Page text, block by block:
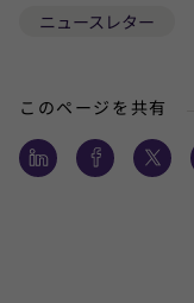
ニュースレター
このページを共有